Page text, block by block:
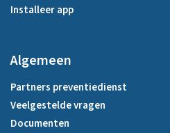
Installeer app
Algemeen
Partners preventiedienst
Veelgestelde vragen
Documenten